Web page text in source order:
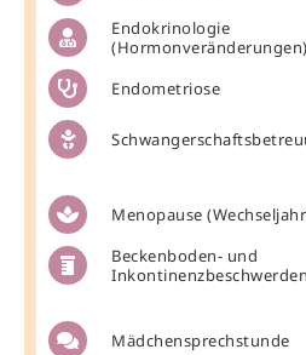
Endokrinologie
(Hormon­veränderungen)
Endometriose
Menopause
Beckenboden- und
Inkontinenz­beschwerden
Mädchen­sprechstunde